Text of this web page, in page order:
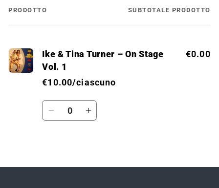
Il
PRODOTTO SUBTOTALE PRODOTTO
Ike & Tina Turner – On Stage
Vol. 1
€10.00/ciascuno
€0.00
Quantità
DiminuisciAumenta
in